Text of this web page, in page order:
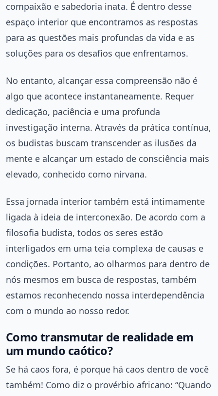
compaixão e sabedoria inata. É dentro desse
espaço interior que encontramos as respostas
para as questões mais profundas da vida e as
soluções para os desafios que enfrentamos.
No entanto, alcançar essa compreensão não é
algo que acontece instantaneamente. Requer
dedicação, paciência e uma profunda
investigação interna. Através da prática contínua,
os budistas buscam transcender as ilusões da
mente e alcançar um estado de consciência mais
elevado, conhecido como nirvana.
Essa jornada interior também está intimamente
ligada à ideia de interconexão. De acordo com a
filosofia budista, todos os seres estão
interligados em uma teia complexa de causas e
condições. Portanto, ao olharmos para dentro de
nós mesmos em busca de respostas, também
estamos reconhecendo nossa interdependência
com o mundo ao nosso redor.
Como transmutar de realidade em
um mundo caótico?
Se há caos fora, é porque há caos dentro de você
também! Como diz o provérbio africano: “Quando